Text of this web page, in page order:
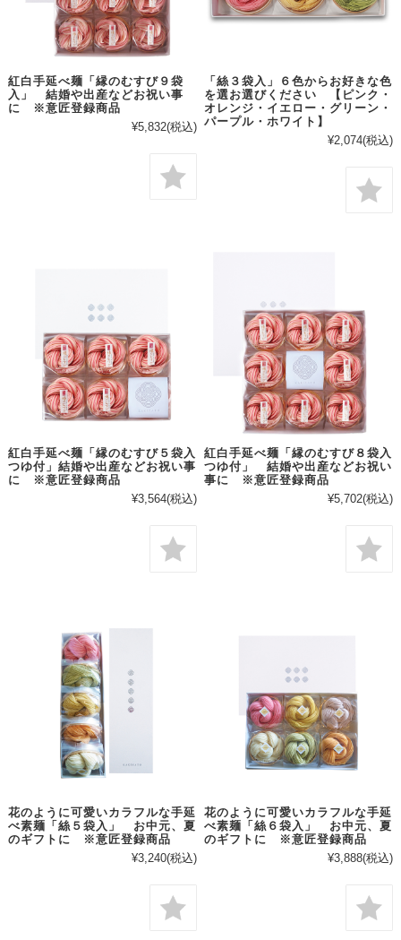
紅白手延べ麺「縁のむすび９袋
入」 結婚や出産などお祝い事
に ※意匠登録商品
¥5,832(税込)
「絲３袋入」６色からお好きな色
を選お選びください 【ピンク・
オレンジ・イエロー・グリーン・
パープル・ホワイト】
¥2,074(税込)
紅白手延べ麺「縁のむすび５袋入
つゆ付」結婚や出産などお祝い事
に ※意匠登録商品
¥3,564(税込)
紅白手延べ麺「縁のむすび８袋入
つゆ付」 結婚や出産などお祝い
事に ※意匠登録商品
¥5,702(税込)
花のように可愛いカラフルな手延
べ素麺「絲５袋入」 お中元、夏
のギフトに ※意匠登録商品
¥3,240(税込)
花のように可愛いカラフルな手延
べ素麺「絲６袋入」 お中元、夏
のギフトに ※意匠登録商品
¥3,888(税込)